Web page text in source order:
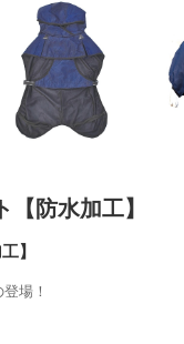
【防水加工】
】
場！